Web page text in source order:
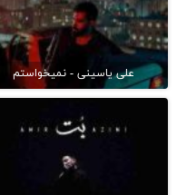
علی یاسینی - نمیخواستم